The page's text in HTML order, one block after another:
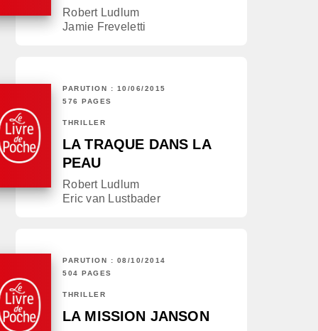
Robert Ludlum
Jamie Freveletti
PARUTION : 10/06/2015
576 PAGES
THRILLER
LA TRAQUE DANS LA
PEAU
Robert Ludlum
Eric van Lustbader
PARUTION : 08/10/2014
504 PAGES
THRILLER
LA MISSION JANSON